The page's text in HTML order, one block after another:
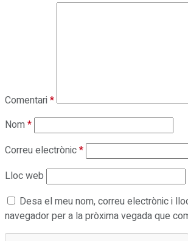
Comentari*
Nom*
Correu electrònic*
Lloc web
Desa el meu nom, correu electrònic i
navegador per a la pròxima vegada que